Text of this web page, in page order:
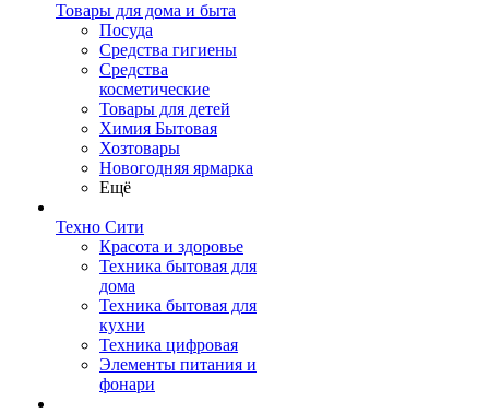
Товары для дома и быта
Посуда
Средства гигиены
Средства
косметические
Товары для детей
Химия Бытовая
Хозтовары
Новогодняя ярмарка
Ещё
Техно Сити
Красота и здоровье
Техника бытовая для
дома
Техника бытовая для
кухни
Техника цифровая
Элементы питания и
фонари